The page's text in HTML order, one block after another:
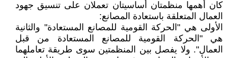
كان أهمها منظمتان أساسيتان تعملان على تنسيق جهود
العمال المتعلقة باستعادة المصانع:
الأولى هي "الحركة القومية للمصانع المستعادة" والثانية
هي "الحركة القومية للمصانع المستعادة من قبل
العمال". ولا يفصل بين المنظمتين سوى طريقة تعاملهما